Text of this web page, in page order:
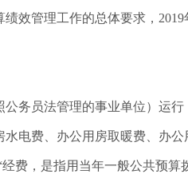
绩效管理工作的总体要求，
公务员法管理的事业单位）运
电费、办公用房取暖费、办
经费，是指用当年一般公共预